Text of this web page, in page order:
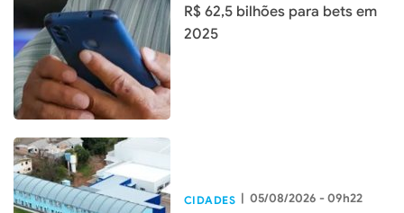
R$ 62,5 bilhões para bets em
2025
CIDADES | 05/08/2026 - 09h22